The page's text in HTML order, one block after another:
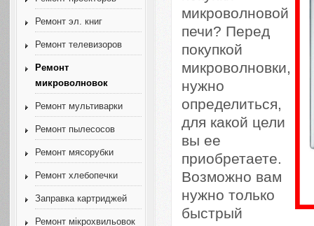
Ремонт эл. книг
Ремонт телевизоров
Ремонт
микроволновок
Ремонт мультиварки
Ремонт пылесосов
Ремонт мясорубки
Ремонт хлебопечки
Заправка картриджей
Ремонт мікрохвильовок
микроволновой
печи? Перед
покупкой
микроволновки,
нужно
определиться,
для какой цели
вы ее
приобретаете.
Возможно вам
нужно только
быстрый